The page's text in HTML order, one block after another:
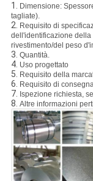
1. Dimensione:
tagliate).
2. Requisito di
dell'identificazione della
rivestimento/del peso
3. Quantità.
4. Uso progettato
5. Requisito della
6. Requisito di
7. Ispezione richiesta,
8. Altre informazioni